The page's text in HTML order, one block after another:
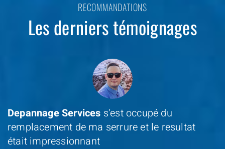
RECOMMANDATIONS
Les derniers témoignages
Depannage Services s'est occupé du
remplacement de ma serrure et le resultat
était impressionnant